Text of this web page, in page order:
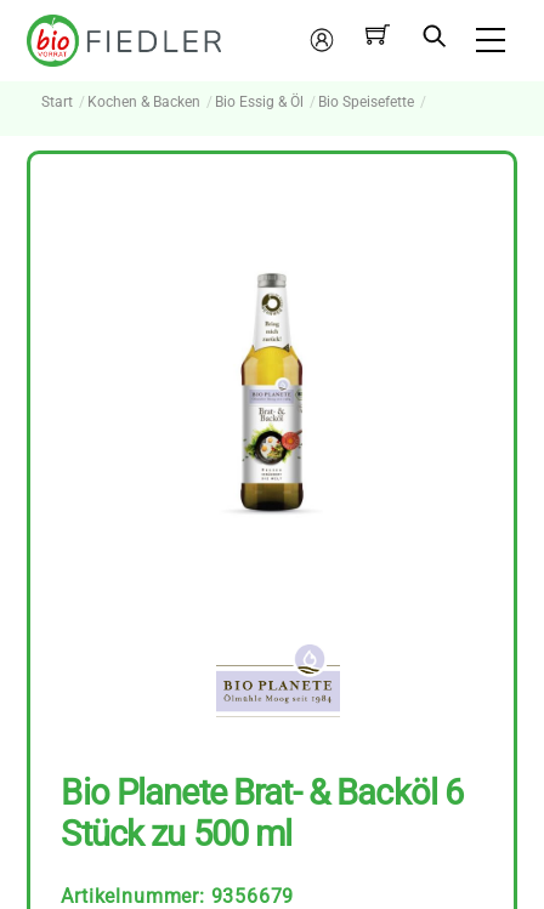
Skip
Mein
Konto
Start Kochen & Backen Bio Essig & Öl Bio Speisefette
Bio Planete Brat- & Backöl 6
Stück zu 500 ml
Artikelnummer: 9356679